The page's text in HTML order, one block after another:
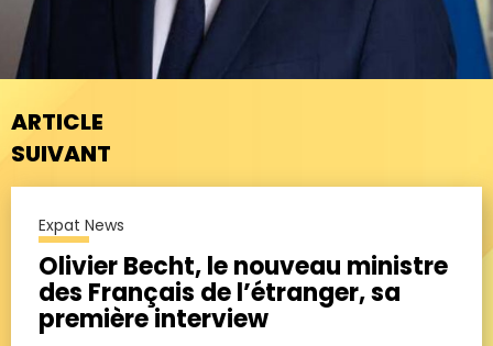
ARTICLE
SUIVANT
Expat News
Olivier Becht, le nouveau ministre
des Français de l’étranger, sa
première interview